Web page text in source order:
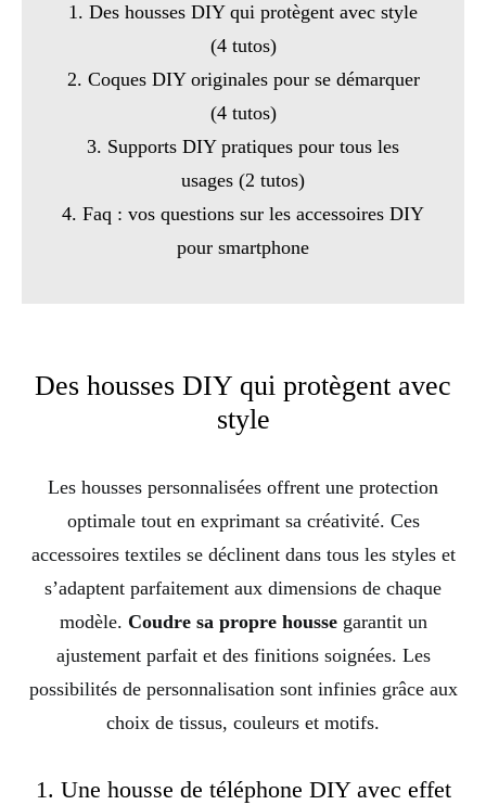
1. Des housses DIY qui protègent avec style
(4 tutos)
2. Coques DIY originales pour se démarquer
(4 tutos)
3. Supports DIY pratiques pour tous les
usages (2 tutos)
4. Faq : vos questions sur les accessoires DIY
pour smartphone
Des housses DIY qui protègent avec
style
Les housses personnalisées offrent une protection
optimale tout en exprimant sa créativité. Ces
accessoires textiles se déclinent dans tous les styles et
s’adaptent parfaitement aux dimensions de chaque
modèle. Coudre sa propre houssegarantit un
ajustement parfait et des finitions soignées. Les
possibilités de personnalisation sont infinies grâce aux
choix de tissus, couleurs et motifs.
1. Une housse de téléphone DIY avec effet